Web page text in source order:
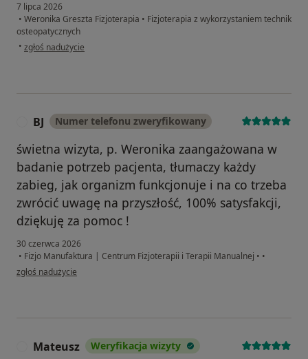
7 lipca 2026
• Weronika Greszta Fizjoterapia • Fizjoterapia z wykorzystaniem technik
osteopatycznych
• w opinii użytkownika Klaudia T
zgłoś nadużycie
BJ Numer telefonu zweryfikowany
świetna wizyta, p. Weronika zaangażowana w
badanie potrzeb pacjenta, tłumaczy każdy
zabieg, jak organizm funkcjonuje i na co trzeba
zwrócić uwagę na przyszłość, 100% satysfakcji,
dziękuję za pomoc !
30 czerwca 2026
• Fizjo Manufaktura | Centrum Fizjoterapii i Terapii Manualnej • •
w opinii użytkownika BJ
zgłoś nadużycie
Mateusz Weryfikacja wizyty